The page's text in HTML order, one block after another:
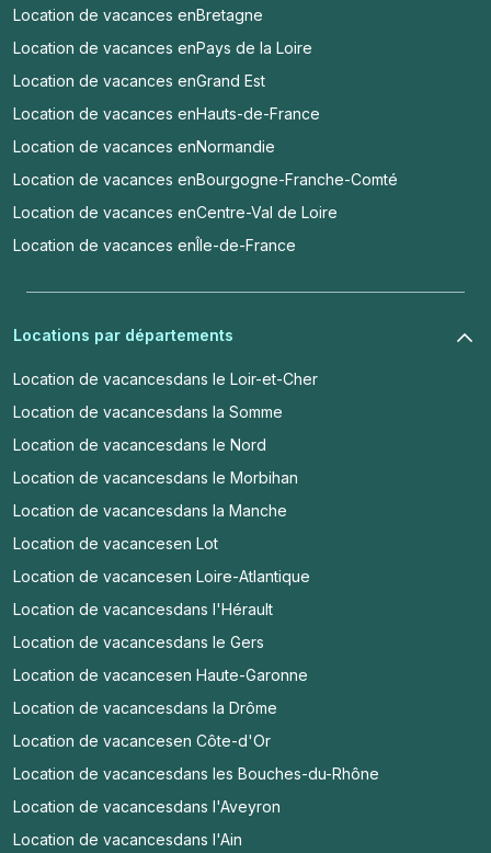
Location de vacances enBretagne
Location de vacances enPays de la Loire
Location de vacances enGrand Est
Location de vacances enHauts-de-France
Location de vacances enNormandie
Location de vacances enBourgogne-Franche-Comté
Location de vacances enCentre-Val de Loire
Location de vacances enÎle-de-France
Locations par départements
Location de vacancesdans le Loir-et-Cher
Location de vacancesdans la Somme
Location de vacancesdans le Nord
Location de vacancesdans le Morbihan
Location de vacancesdans la Manche
Location de vacancesen Lot
Location de vacancesen Loire-Atlantique
Location de vacancesdans l'Hérault
Location de vacancesdans le Gers
Location de vacancesen Haute-Garonne
Location de vacancesdans la Drôme
Location de vacancesen Côte-d'Or
Location de vacancesdans les Bouches-du-Rhône
Location de vacancesdans l'Aveyron
Location de vacancesdans l'Ain